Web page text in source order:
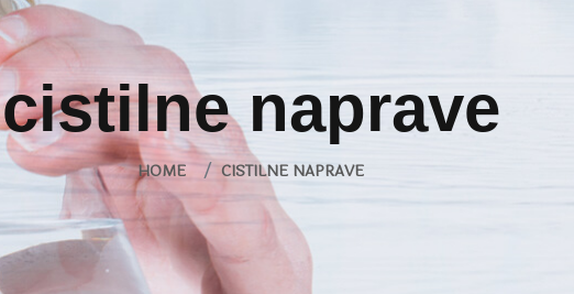
cistilne naprave
HOME CISTILNE NAPRAVE